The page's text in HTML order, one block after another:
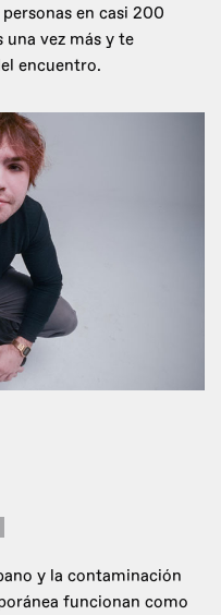
en casi 200
vez más y te
encuentro.
y la contaminación
funcionan como